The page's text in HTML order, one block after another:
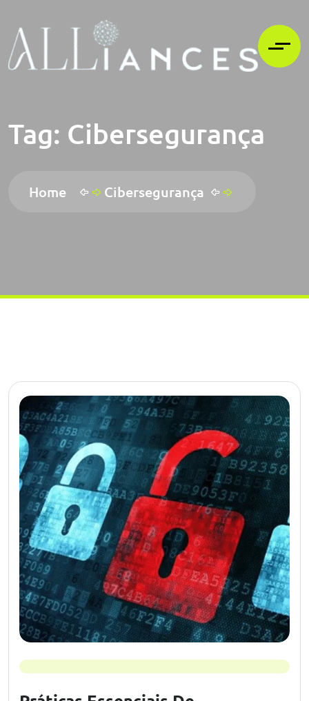
Tag: Cibersegurança
Home Cibersegurança